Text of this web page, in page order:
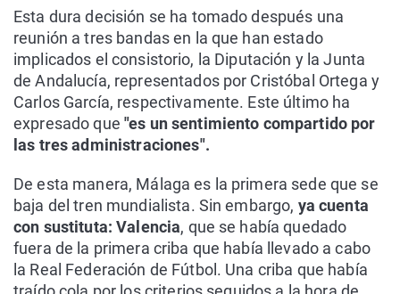
Esta dura decisión se ha tomado después una
reunión a tres bandas en la que han estado
implicados el consistorio, la Diputación y la Junta
de Andalucía, representados por Cristóbal Ortega y
Carlos García, respectivamente. Este último ha
expresado que "es un sentimiento compartido por
las tres administraciones".
De esta manera, Málaga es la primera sede que se
baja del tren mundialista. Sin embargo, ya cuenta
con sustituta: Valencia, que se había quedado
fuera de la primera criba que había llevado a cabo
la Real Federación de Fútbol. Una criba que había